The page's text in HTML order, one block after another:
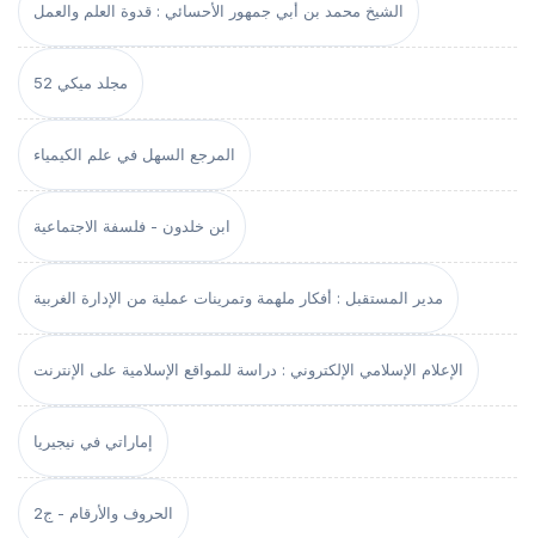
الشيخ محمد بن أبي جمهور الأحسائي : قدوة العلم والعمل
مجلد ميكي 52
المرجع السهل في علم الكيمياء
ابن خلدون - فلسفة الاجتماعية
مدير المستقبل : أفكار ملهمة وتمرينات عملية من الإدارة الغربية
الإعلام الإسلامي الإلكتروني : دراسة للمواقع الإسلامية على الإنترنت
إماراتي في نيجيريا
الحروف والأرقام - ج2